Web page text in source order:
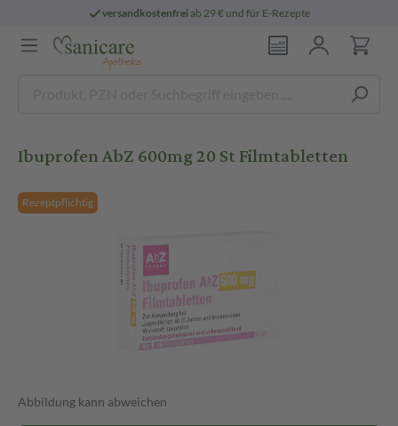
versandkostenfreiab 29 € und für E-Rezepte
Ibuprofen AbZ 600mg 20 St Filmtabletten
Rezeptpflichtig
Abbildung kann abweichen